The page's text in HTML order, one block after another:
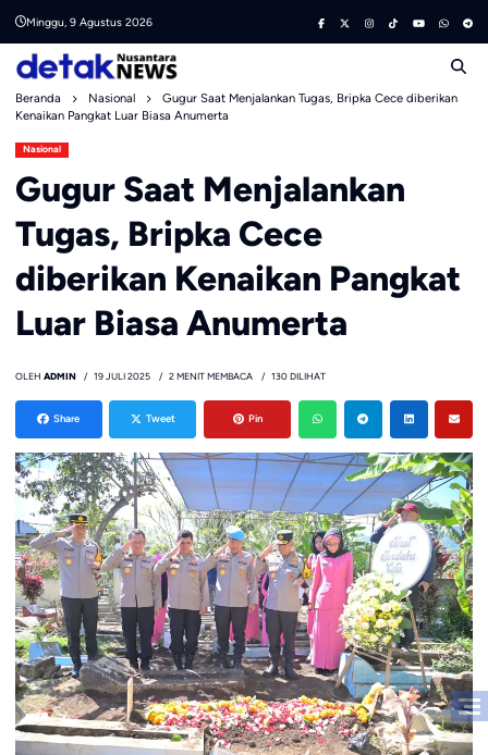
content
Minggu, 9 Agustus 2026
Beranda Nasional
Gugur Saat Menjalankan Tugas, Bripka Cece diberikan
Kenaikan Pangkat Luar Biasa Anumerta
Nasional
Gugur Saat Menjalankan
Tugas, Bripka Cece
diberikan Kenaikan Pangkat
Luar Biasa Anumerta
OLEH ADMIN 19 JULI 2025 2 MENIT MEMBACA 130 DILIHAT
Share Tweet Pin